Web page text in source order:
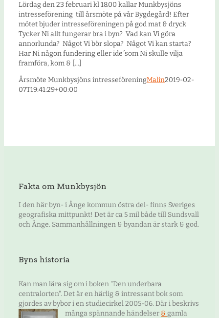
Lördag den 23 februari kl 18.00 kallar Munkbysjöns
intresseförening till årsmöte på vår Bygdegård! Efter
mötet bjuder intresseföreningen på god mat & dryck
Tycker Ni allt fungerar bra i byn? Vad kan Vi göra
annorlunda? Något Vi bör slopa? Något Vi kan starta?
Har Ni någon fundering eller ide´som Ni skulle vilja
framföra, kom & [...]
Årsmöte Munkbysjöns intresseföreningMalin2019-02-
07T19:41:29+00:00
Fakta om Munkbysjön
I den här byn- i Ånge kommun östra del- finns Sveriges
geografiska mittpunkt! Det är ca 5 mil både till Sundsvall
och Ånge. Sammanhållningen & byandan är stark & god.
Byns historia
Kan man lära sig om i boken "Den underbara
centralorten". Det är en härlig & intressant bok som
gjordes av bybor i en studiecirkel 2005-06. Där i beskrivs
många spännande händelser & gamla